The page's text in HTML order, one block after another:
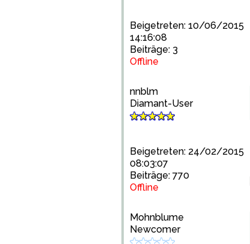
Beigetreten: 10/06/2015
14:16:08
Beiträge: 3
Offline
nnblm
Diamant-User
Beigetreten: 24/02/2015
08:03:07
Beiträge: 770
Offline
Mohnblume
Newcomer